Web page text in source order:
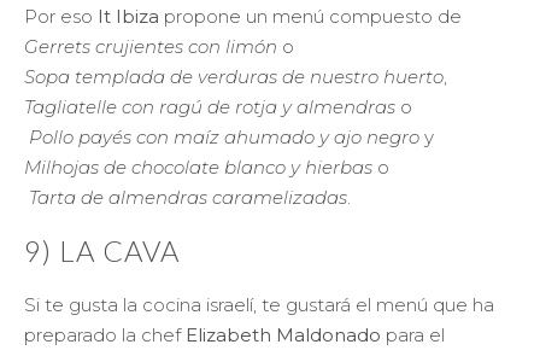
Por eso It Ibiza propone un menú compuesto de
Gerrets crujientes con limón o
Sopa templada de verduras de nuestro huerto,
Tagliatelle con ragú de rotja y almendras o
Pollo payés con maíz ahumado y ajo negro y
Milhojas de chocolate blanco y hierbas o
Tarta de almendras caramelizadas.
9) LA CAVA
Si te gusta la cocina israelí, te gustará el menú que ha
preparado la chef Elizabeth Maldonado para el